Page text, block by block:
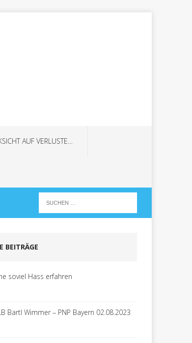
AUF VERLUSTE…
BEITRÄGE
soviel Hass erfahren
Bartl Wimmer – PNP Bayern 02.08.2023